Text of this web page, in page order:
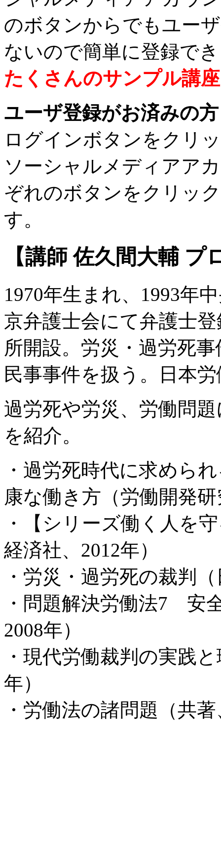
のボタンからでもユー
ないので簡単に登録で
たくさんのサンプル講
ユーザ登録がお済みの方
ログインボタンをクリ
ソーシャルメディアア
ぞれのボタンをクリッ
す。
【講師 佐久間大輔 プ
1970年生まれ、1993年
京弁護士会にて弁護士
所開設。労災・過労死
民事事件を扱う。日本
過労死や労災、労働問
を紹介。
・過労死時代に求めら
康な働き方（労働開発
・【シリーズ働く人を
経済社、2012年）
・労災・過労死の裁判
・問題解決労働法7 安
2008年）
・現代労働裁判の実践
年）
・労働法の諸問題（共